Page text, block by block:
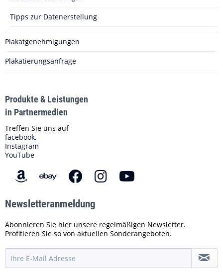
Tipps zur Datenerstellung
Plakatgenehmigungen
Plakatierungsanfrage
Produkte & Leistungen
in Partnermedien
Treffen Sie uns auf
facebook,
Instagram
YouTube
Newsletteranmeldung
Abonnieren Sie hier unsere regelmäßigen Newsletter.
Profitieren Sie so von aktuellen Sonderangeboten.